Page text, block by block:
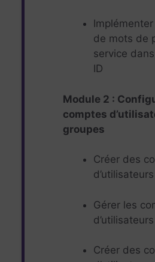
de mots de
service
ID
Module 2 :
comptes
groupes
Créer des
d’utilisateurs
Gérer les
d’utilisateurs
Créer des